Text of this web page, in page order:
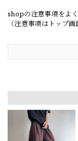
shopの注意事項をよ
（注意事項はトップ